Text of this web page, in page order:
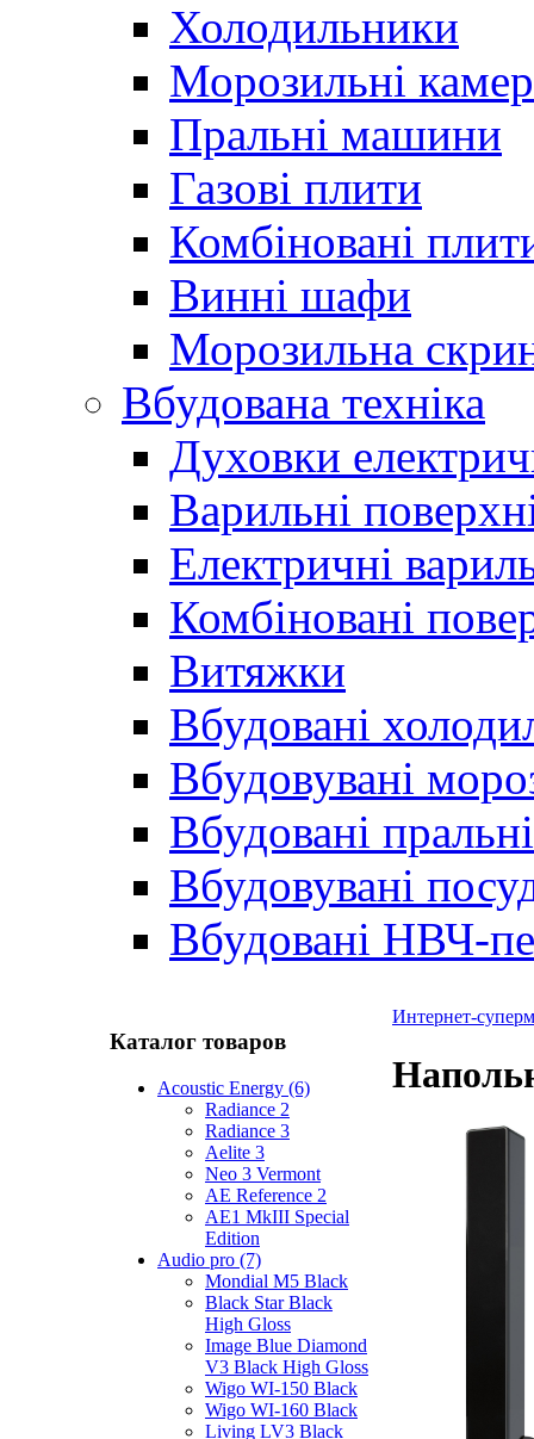
Холодильники
Морозильні
Пральні машини
Газові плити
Комбіновані
Винні шафи
Морозильна
Вбудована техніка
Духовки
Варильні
Електричні
Комбіновані
Витяжки
Вбудовані
Вбудовувані
Вбудовані
Вбудовувані
Вбудовані НВЧ-
Каталог товаров
Acoustic Energy (6)
Radiance 2
Radiance 3
Aelite 3
Neo 3 Vermont
AE Reference 2
AE1 MkIII Special
Edition
Audio pro (7)
Mondial M5 Black
Black Star Black
High Gloss
Image Blue Diamond
V3 Black High Gloss
Wigo WI-150 Black
Wigo WI-160 Black
Living LV3 Black
Интернет-